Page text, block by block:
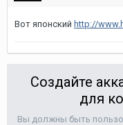
Вот японский http://
Создайте
для
Вы должны быть